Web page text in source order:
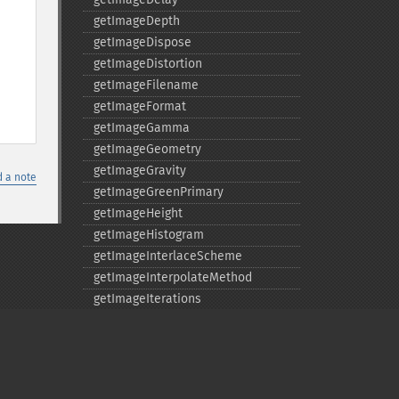
a note
getImageDepth
getImageDispose
getImageDistortion
getImageFilename
getImageFormat
getImageGamma
getImageGeometry
getImageGravity
getImageGreenPrimary
getImageHeight
getImageHistogram
getImageInterlaceScheme
getImageInterpolateMethod
getImageIterations